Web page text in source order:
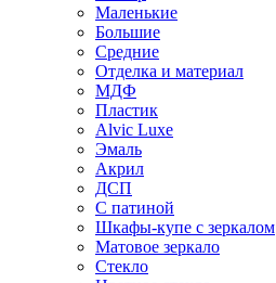
Маленькие
Большие
Средние
Отделка и материал
МДФ
Пластик
Alvic Luxe
Эмаль
Акрил
ДСП
С патиной
Шкафы-купе с зеркалом
Матовое зеркало
Стекло